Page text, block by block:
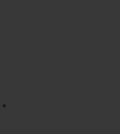
*Obligatoriskt